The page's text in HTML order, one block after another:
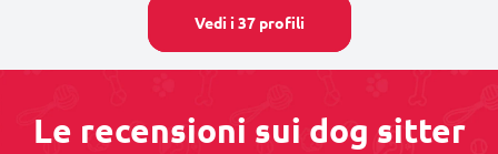
Vedi i 37 profili
Le recensioni sui dog sitter